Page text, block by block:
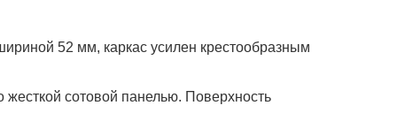
52 мм, каркас усилен крестообразным
сотовой панелью. Поверхность